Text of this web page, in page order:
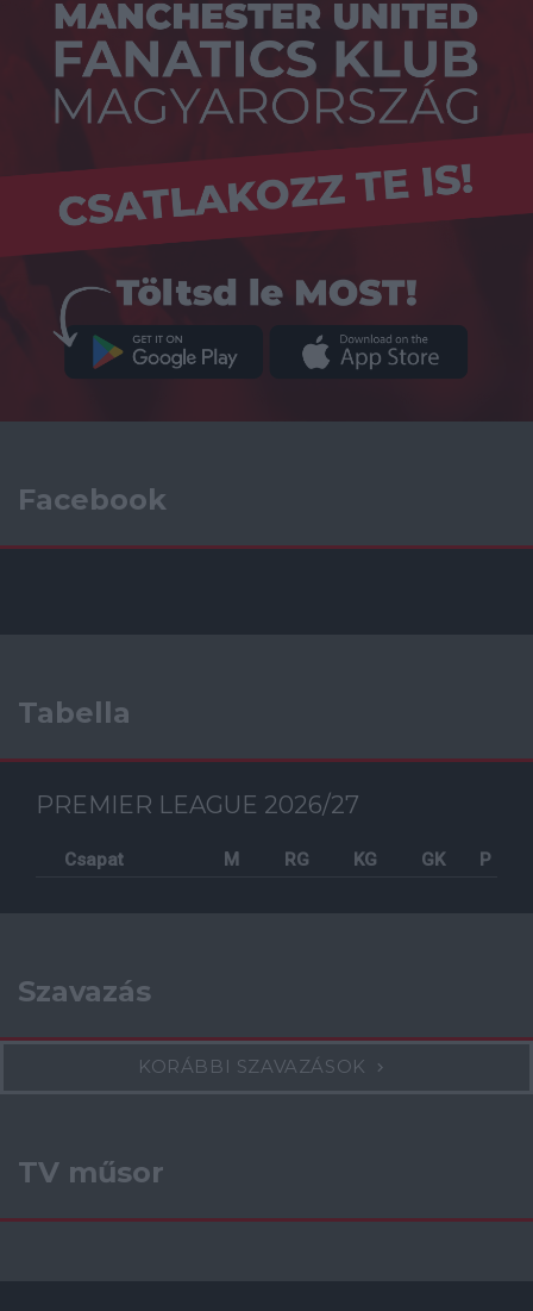
Facebook
Tabella
PREMIER LEAGUE 2026/27
Csapat M RG KG GK P
Szavazás
KORÁBBI SZAVAZÁSOK
TV műsor